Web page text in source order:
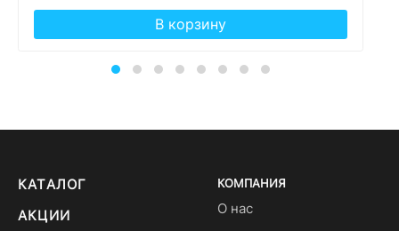
В корзину
КАТАЛОГ
АКЦИИ
КОМПАНИЯ
О нас